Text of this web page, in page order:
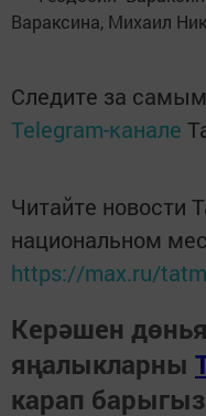
Вараксина, Михаил
Следите за
Telegram-канале
Читайте новости
национальном
https://max.ru/
Керәшен
яңалыкларны
карап